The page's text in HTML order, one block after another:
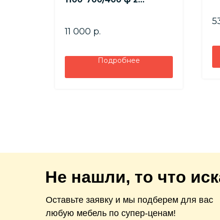
11 000 р.
Подробнее
Не нашли, то что
Оставьте заявку и мы подберем для вас
любую мебель по супер-ценам!